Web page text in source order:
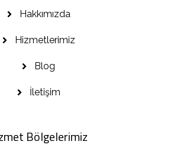
Hakkımızda
Hizmetlerimiz
Blog
İletişim
Bölgelerimiz